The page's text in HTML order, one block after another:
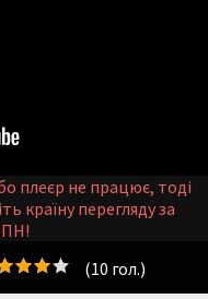
(10 гол.)
плеєр не працює, тоді
країну перегляду за